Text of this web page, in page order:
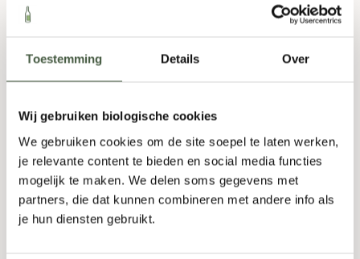
Toestemming Details Over
Wij gebruiken biologische cookies
We gebruiken cookies om de site soepel te laten werken,
je relevante content te bieden en social media functies
mogelijk te maken. We delen soms gegevens met
partners, die dat kunnen combineren met andere info als
je hun diensten gebruikt.
7,95
Fles - + Doos (6)
TOEVOEGEN